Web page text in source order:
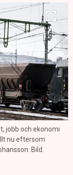
jobb och ekonomi
nu eftersom
Bild: